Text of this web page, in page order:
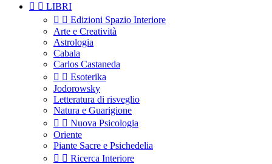
  LIBRI
  Edizioni Spazio Interiore
Arte e Creatività
Astrologia
Cabala
Carlos Castaneda
  Esoterika
Jodorowsky
Letteratura di risveglio
Natura e Guarigione
  Nuova Psicologia
Oriente
Piante Sacre e Psichedelia
  Ricerca Interiore